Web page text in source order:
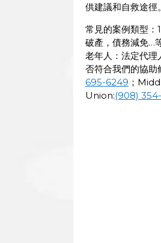
供建議和自救途徑
常見的案例類型：
破產，債務減免…
老年人：法定代
否符合我們的協
695-6249 ；
Union:(908)